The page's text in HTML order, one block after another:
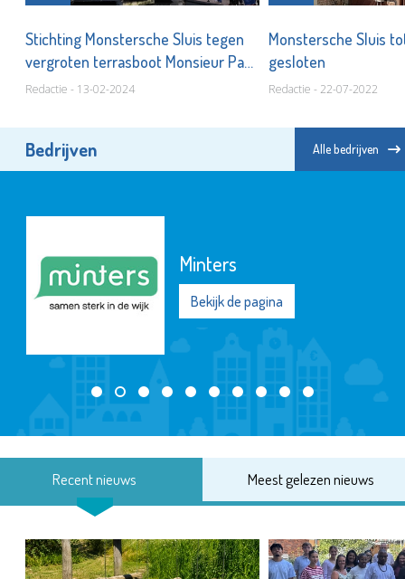
Stichting Monstersche Sluis tegen
vergroten terrasboot Monsieur Paul
Redactie - 13-02-2024
Monstersche Sluis
gesloten
Redactie - 22-07-2022
Bedrijven Alle bedrijven
Minters
Bekijk de pagina
Recent nieuws Meest gelezen nieuws